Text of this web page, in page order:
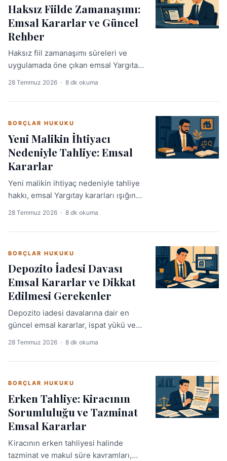
Haksız Fiilde Zamanaşımı:
Emsal Kararlar ve Güncel
Rehber
Haksız fiil zamanaşımı süreleri ve
uygulamada öne çıkan emsal Yargıtay
Aradığınız içtihatlara hızlı ulaşmak için
birlikte.
28 Temmuz 2026 · 8 dk okuma
BORÇLAR HUKUKU
Yeni Malikin İhtiyacı
Nedeniyle Tahliye: Emsal
Kararlar
Yeni malikin ihtiyaç nedeniyle tahliye
hakkı, emsal Yargıtay kararları ışığında
uygulama noktaları bu rehberde.
28 Temmuz 2026 · 8 dk okuma
BORÇLAR HUKUKU
Depozito İadesi Davası
Emsal Kararlar ve Dikkat
Edilmesi Gerekenler
Depozito iadesi davalarına dair en
güncel emsal kararlar, ispat yükü ve
derinlemesine analiz.
28 Temmuz 2026 · 8 dk okuma
BORÇLAR HUKUKU
Erken Tahliye: Kiracının
Sorumluluğu ve Tazminat
Emsal Kararlar
Kiracının erken tahliyesi halinde
tazminat ve makul süre kavramları,